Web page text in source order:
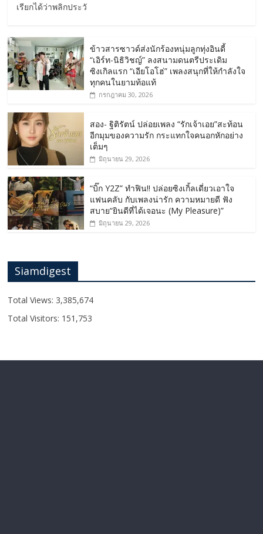
เรียกได้ว่าพลิกประวั
ข้าวสารซาวด์ส่งนักร้องหนุ่มลูกทุ่งอินดี้
“เอิร์ท-นิธิวิชญ์” ลงสนามดนตรีประเดิม
ซิงเกิลแรก “เอียโอโฮ่” เพลงสนุกที่ให้กำลังใจ
ทุกคนในยามท้อแท้
กรกฎาคม 30, 2026
สอง- ฐิติรัตน์ ปล่อยเพลง “รักเจ้าเอย”สะท้อน
อีกมุมของความรัก กระแทกใจคนอกหักอย่าง
เต็มๆ
มิถุนายน 29, 2026
“บิ๊ก Y2Z” ทำฟิน!! ปล่อยซิงเกิ้ลเดี่ยวเอาใจ
แฟนคลับ กับเพลงน่ารัก ความหมายดี ฟัง
สบาย“ยินดีที่ได้เจอนะ (My Pleasure)”
มิถุนายน 29, 2026
Siamdigest
Total Views: 3,385,674
Total Visitors: 151,753